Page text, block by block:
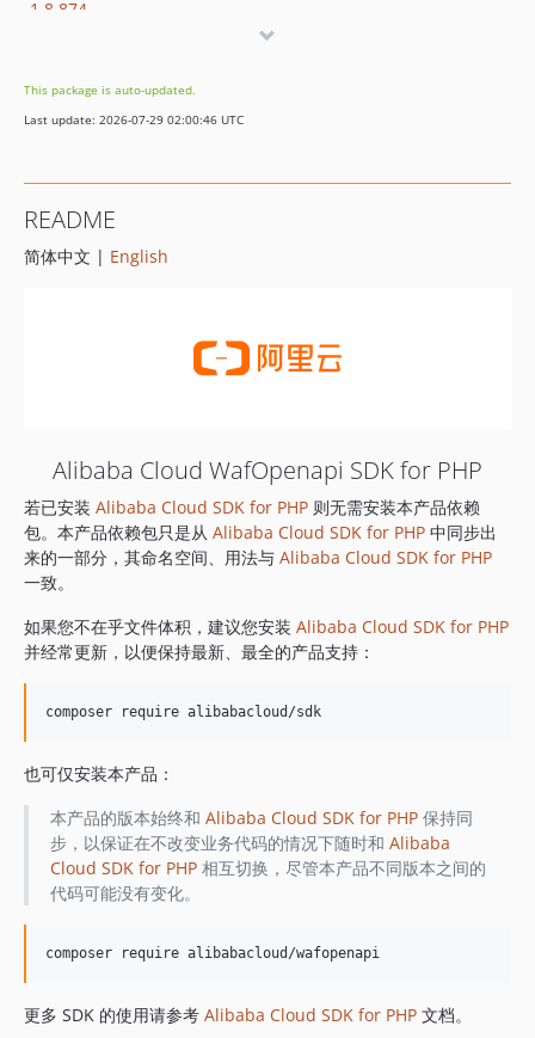
1.8.874
1.8.869
1.8.852
1.8.849
1.8.848
1.8.841
1.8.839
1.8.838
1.8.837
1.8.836
1.8.835
1.8.834
1.8.832
1.8.828
1.8.826
1.8.825
1.8.824
1.8.823
1.8.820
This package is auto-updated.
Last update: 2026-07-29 02:00:46 UTC
README
简体中文 | English
Alibaba Cloud WafOpenapi SDK for PHP
若已安装 Alibaba Cloud SDK for PHP 则无需安装本产品依赖
包。本产品依赖包只是从 Alibaba Cloud SDK for PHP 中同步出
来的一部分，其命名空间、用法与 Alibaba Cloud SDK for PHP
一致。
如果您不在乎文件体积，建议您安装 Alibaba Cloud SDK for PHP
并经常更新，以便保持最新、最全的产品支持：
也可仅安装本产品：
本产品的版本始终和 Alibaba Cloud SDK for PHP保持同
步，以保证在不改变业务代码的情况下随时和 Alibaba
Cloud SDK for PHP相互切换，尽管本产品不同版本之间的
代码可能没有变化。
更多 SDK 的使用请参考 Alibaba Cloud SDK for PHP 文档。